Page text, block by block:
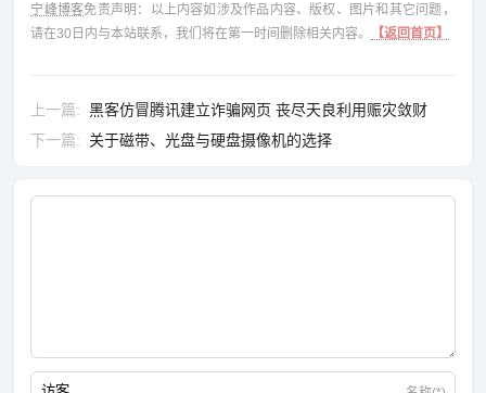
宁峰博客免责声明：以上内容如涉及作品内容、版权、图片和其它问题，
请在30日内与本站联系，我们将在第一时间删除相关内容。
【返回首页】
上一篇
黑客仿冒腾讯建立诈骗网页 丧尽天良利用赈灾敛财
下一篇
关于磁带、光盘与硬盘摄像机的选择